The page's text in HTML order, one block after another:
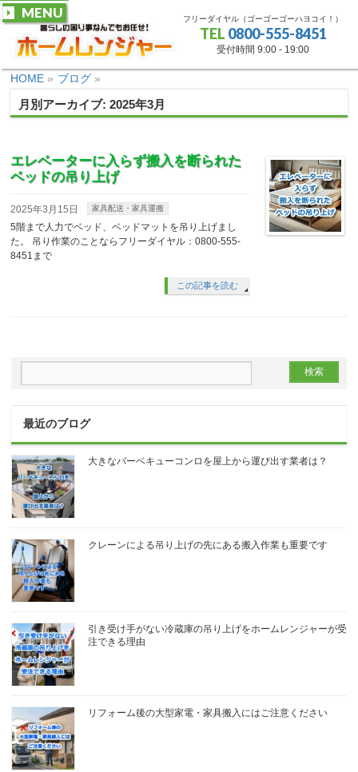
フリーダイヤル（ゴーゴーゴーハヨコイ！）
TEL 0800-555-8451
受付時間 9:00 - 19:00
MENU
HOME » ブログ »
月別アーカイブ: 2025年3月
エレベーターに入らず搬入を断られた
ベッドの吊り上げ
2025年3月15日 家具配送・家具運搬
5階まで人力でベッド、ベッドマットを吊り上げまし
た。 吊り作業のことならフリーダイヤル：0800-555-
8451まで
この記事を読む
最近のブログ
大きなバーベキューコンロを屋上から運び出す業者は？
クレーンによる吊り上げの先にある搬入作業も重要です
引き受け手がない冷蔵庫の吊り上げをホームレンジャーが受
注できる理由
リフォーム後の大型家電・家具搬入にはご注意ください